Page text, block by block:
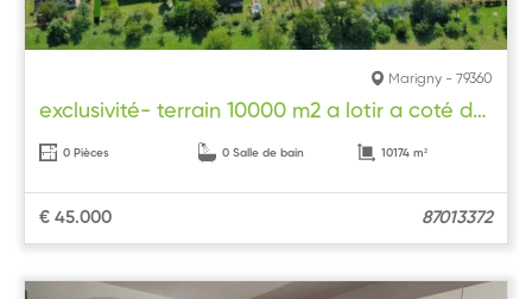
Marigny - 79360
exclusivité- terrain 10000 m2 a lotir a coté de Niort
0 Pièces 0 Salle de bain 10174 m²
€ 45.000 87013372